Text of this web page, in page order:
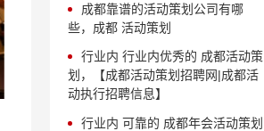
成都靠谱的活动策划公司有哪
些，成都 活动策划
行业内 行业内优秀的 成都活动策
划，【成都活动策划招聘网|成都活
动执行招聘信息】
行业内 可靠的 成都年会活动策划